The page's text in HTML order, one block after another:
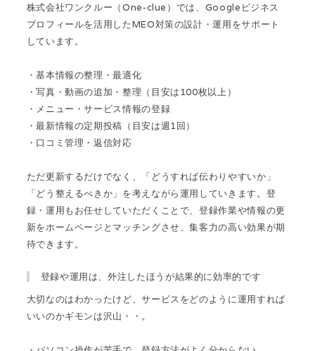
株式会社ワンクルー（One-clue）では、Googleビジネス
プロフィールを活用したMEO対策の設計・運用をサポート
しています。
・基本情報の整理・最適化
・写真・動画の追加・整理（目安は100枚以上）
・メニュー・サービス情報の登録
・最新情報の定期投稿（目安は週1回）
・口コミ管理・返信対応
ただ更新するだけでなく、「どうすれば伝わりやすいか」
「どう整えるべきか」を考えながら運用していきます。登
録・運用もお任せしていただくことで、登録作業や情報の更
新をホームページとマッチングさせ、集客力の高い効果が期
待できます。
登録や運用は、外注したほうが結果的に効率的です
大切なのはわかったけど、サービスをどのように運用すれば
いいのかギモンは沢山・・。